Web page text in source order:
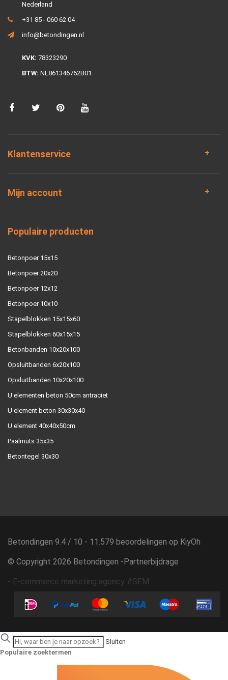
Nederland
+31 85 - 060 62 04
info@betondingen.nl
KVK: 78323290
BTW: NL861346762B01
Klantenservice
Mijn account
Populaire producten
Betonpoer 15x15
Betonpoer 20x20
Betonpoer 12x12
Betonpoer 10x10
Stapelblokken 15x15x60
Stapelblokken 60x15x15
Betonbanden 10x20x100
Opsluitbanden 6x20x100
Opsluitbanden 10x20x100
U elementen beton 50cm antraciet
U element beton 30x30x40
U element 40x40x50cm
Paalmuts 35x35
Betontegel 30x30
Betondingen 9.4 / 10 - 11.579 beoordelingen op KiyOh
© Copyright 2026 Betondingen - Partnerbijdrage
- E-commerce marketing agency #SEM
Sluiten
Populaire zoektermen